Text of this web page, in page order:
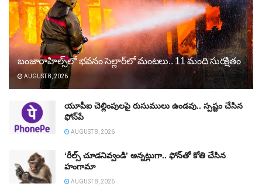
బంజారాహిల్స్‌లో భవనం సెల్లార్‌లో మంటలు.. 11 మంది సురక్షితం
AUGUST 8, 2026
యూపీఐ చెల్లింపులపై రుసుములు ఉండవు.. స్పష్టం చేసిన
ఫోన్‌పే
AUGUST 8, 2026
‘రీల్స్‌ చూడనివ్వండి’ అన్నట్లుగా.. ఫోన్‌తో కోతి చేసిన
హంగామా
AUGUST 8, 2026